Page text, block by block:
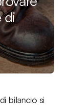
di
bilancio si